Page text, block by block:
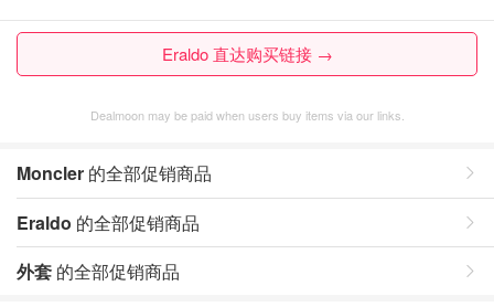
Eraldo 直达购买链接 →
Dealmoon may be paid when users buy items via our links.
Moncler 的全部促销商品
Eraldo 的全部促销商品
外套 的全部促销商品